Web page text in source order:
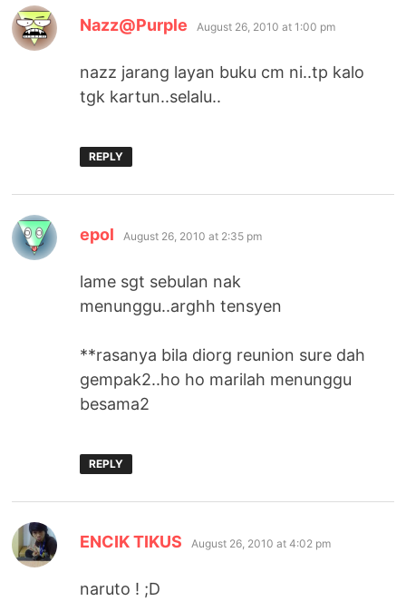
Nazz@Purple says:
August 26, 2010 at 1:00 pm
nazz jarang layan buku cm ni..tp kalo
tgk kartun..selalu..
REPLY
epol says:
August 26, 2010 at 2:35 pm
lame sgt sebulan nak
menunggu..arghh tensyen
**rasanya bila diorg reunion sure dah
gempak2..ho ho marilah menunggu
besama2
REPLY
ENCIK TIKUS says:
August 26, 2010 at 4:02 pm
naruto ! ;D